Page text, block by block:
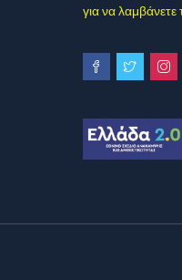
για να λαμβάνετε